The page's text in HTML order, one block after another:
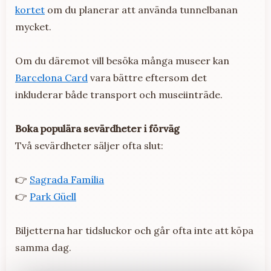
kortet om du planerar att använda tunnelbanan
mycket.
Om du däremot vill besöka många museer kan
Barcelona Card vara bättre eftersom det
inkluderar både transport och museiinträde.
Boka populära sevärdheter i förväg
Två sevärdheter säljer ofta slut:
👉 Sagrada Família
👉 Park Güell
Biljetterna har tidsluckor och går ofta inte att köpa
samma dag.